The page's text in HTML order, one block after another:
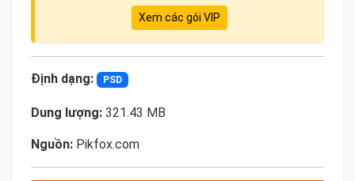
Xem các gói VIP
Định dạng: PSD
Dung lượng: 321.43 MB
Nguồn: Pikfox.com